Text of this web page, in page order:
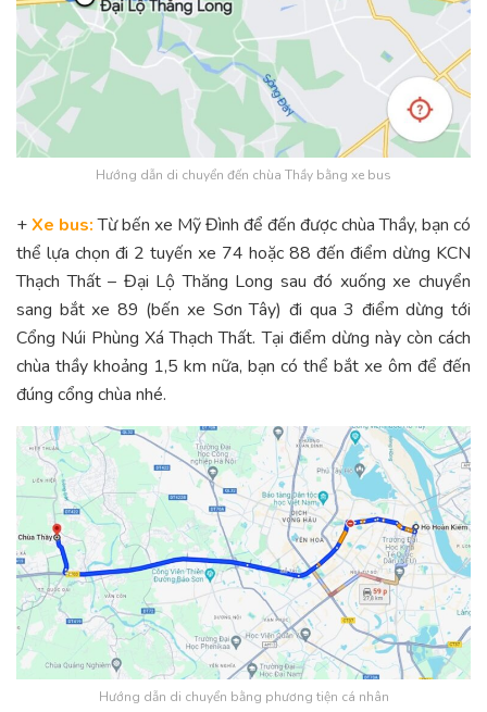
Hướng dẫn di chuyển đến chùa Thầy bằng xe bus
+Xe bus:Từ bến xe Mỹ Đình để đến được chùa Thầy, bạn có
thể lựa chọn đi 2 tuyến xe 74 hoặc 88 đến điểm dừng KCN
Thạch Thất – Đại Lộ Thăng Long sau đó xuống xe chuyển
sang bắt xe 89 (bến xe Sơn Tây) đi qua 3 điểm dừng tới
Cổng Núi Phùng Xá Thạch Thất. Tại điểm dừng này còn cách
chùa thầy khoảng 1,5 km nữa, bạn có thể bắt xe ôm để đến
đúng cổng chùa nhé.
Hướng dẫn di chuyển bằng phương tiện cá nhân